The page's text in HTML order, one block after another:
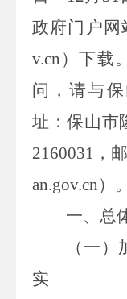
政府门户网
v.cn ）下载
问，请与
址：保山市
2160031 ，
an.gov.cn）。
一、总
（一
实